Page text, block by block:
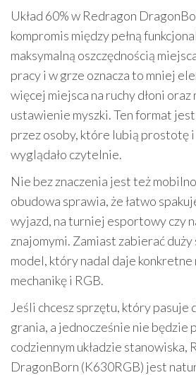
Układ 60% w Redragon
kompromis między pełną
maksymalną oszczędnością
pracy i w grze oznacza to mniej
więcej miejsca na ruchy dłoni oraz
ustawienie myszki. Ten format
przez osoby, które lubią prostotę i
wyglądało czytelnie.
Nie bez znaczenia jest też
obudowa sprawia, że łatwo
wyjazd, na turniej esportowy czy
znajomymi. Zamiast zabierać
model, który nadal daje
mechanikę i RGB.
Jeśli chcesz sprzętu, który pasuje
grania, a jednocześnie nie będzie
codziennym układzie stanowiska,
DragonBorn (K630RGB) jest